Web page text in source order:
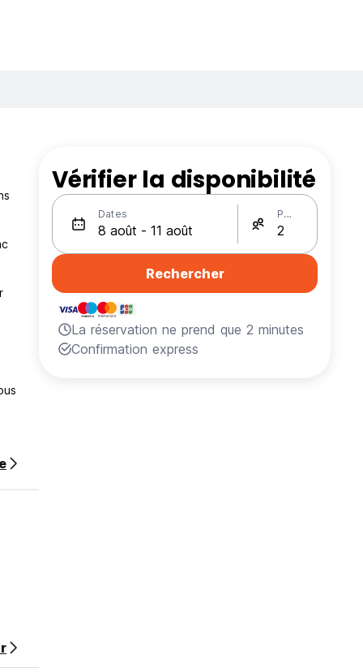
Vérifier la disponibilité
Dates Personnes
Rechercher
La réservation ne prend que 2 minutes
Confirmation express